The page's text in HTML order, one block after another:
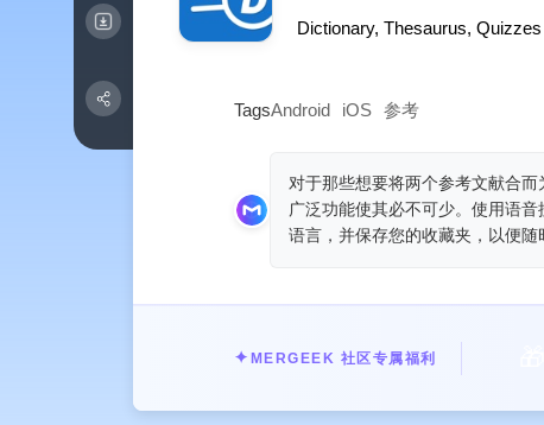
Dictionary, Thesaurus, Quizzes
TagsAndroid iOS 参考
对于那些想要将两个参考文献合
广泛功能使其必不可少。使用语
语言，并保存您的收藏夹，以便随
✦ MERGEEK 社区专属福利